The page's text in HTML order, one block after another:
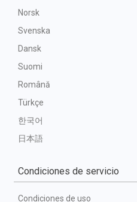
Norsk
Svenska
Dansk
Suomi
Română
Türkçe
한국어
日本語
Condiciones de servicio
Condiciones de uso